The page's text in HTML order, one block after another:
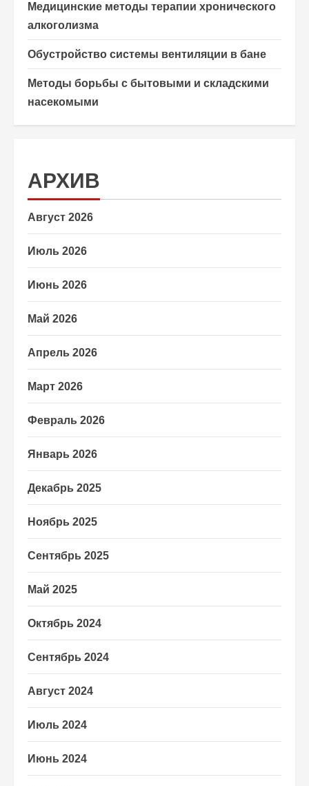
Медицинские методы терапии хронического
алкоголизма
Обустройство системы вентиляции в бане
Методы борьбы с бытовыми и складскими
насекомыми
АРХИВ
Август 2026
Июль 2026
Июнь 2026
Май 2026
Апрель 2026
Март 2026
Февраль 2026
Январь 2026
Декабрь 2025
Ноябрь 2025
Сентябрь 2025
Май 2025
Октябрь 2024
Сентябрь 2024
Август 2024
Июль 2024
Июнь 2024